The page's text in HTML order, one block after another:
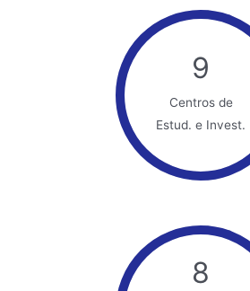
9
Centros de
Estud. e Invest.
8